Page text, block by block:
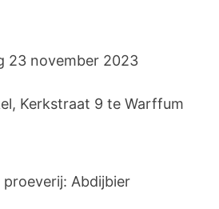
23 november 2023
Kerkstraat 9 te Warffum
Abdijbier